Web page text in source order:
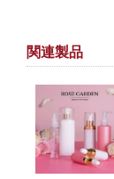
関連製品